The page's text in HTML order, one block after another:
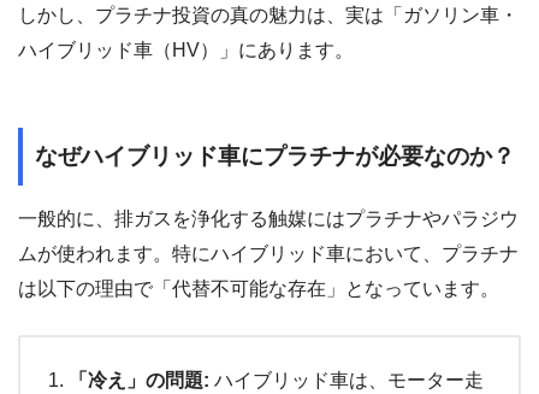
しかし、プラチナ投資の真の魅力は、実は「ガソリン車・
ハイブリッド車（HV）」にあります。
なぜハイブリッド車にプラチナが必要なのか？
一般的に、排ガスを浄化する触媒にはプラチナやパラジウ
ムが使われます。特にハイブリッド車において、プラチナ
は以下の理由で「代替不可能な存在」となっています。
「冷え」の問題: ハイブリッド車は、モーター走